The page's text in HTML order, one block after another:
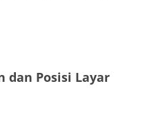
dan Posisi Layar